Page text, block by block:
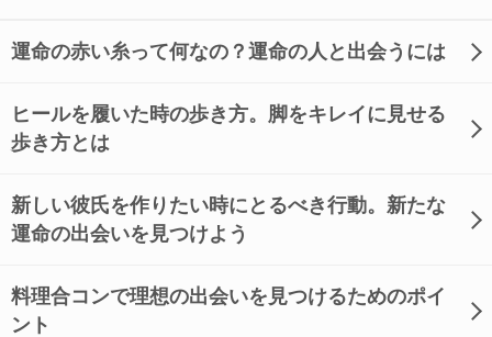
運命の赤い糸って何なの？運命の人と出会うには
ヒールを履いた時の歩き方。脚をキレイに見せる
歩き方とは
新しい彼氏を作りたい時にとるべき行動。新たな
運命の出会いを見つけよう
料理合コンで理想の出会いを見つけるためのポイ
ント